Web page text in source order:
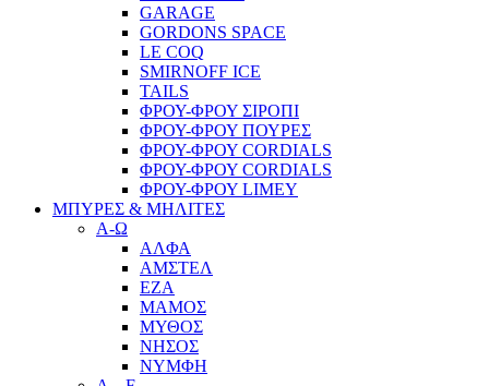
GARAGE
GORDONS SPACE
LE COQ
SMIRNOFF ICE
TAILS
ΦΡΟΥ-ΦΡΟΥ ΣΙΡΟΠΙ
ΦΡΟΥ-ΦΡΟΥ ΠΟΥΡΕΣ
ΦΡΟΥ-ΦΡΟΥ CORDIALS
ΦΡΟΥ-ΦΡΟΥ CORDIALS
ΦΡΟΥ-ΦΡΟΥ LIMEY
ΜΠΥΡΕΣ & ΜΗΛΙΤΕΣ
Α-Ω
ΑΛΦΑ
ΑΜΣΤΕΛ
ΕΖΑ
ΜΑΜΟΣ
ΜΥΘΟΣ
ΝΗΣΟΣ
ΝΥΜΦΗ